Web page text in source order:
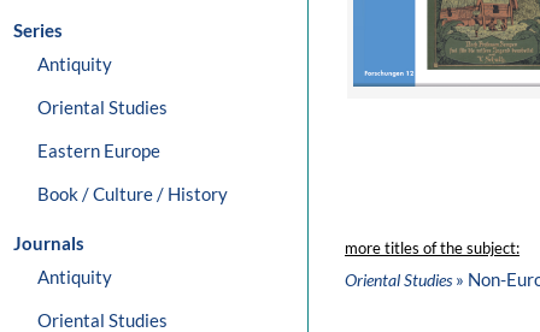
Series
Antiquity
Oriental Studies
Eastern Europe
Book / Culture / History
Journals
Antiquity
Oriental Studies
more titles of the subject:
Oriental Studies» Non-